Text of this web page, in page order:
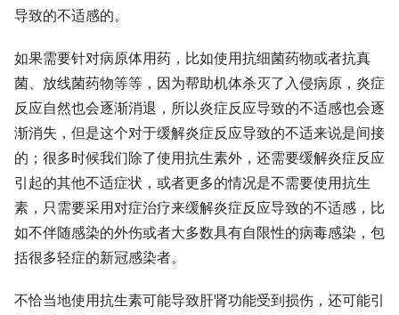
导致的不适感的。
如果需要针对病原体用药，比如使用抗细菌药物或者抗真
菌、放线菌药物等等，因为帮助机体杀灭了入侵病原，炎症
反应自然也会逐渐消退，所以炎症反应导致的不适感也会逐
渐消失，但是这个对于缓解炎症反应导致的不适来说是间接
的；很多时候我们除了使用抗生素外，还需要缓解炎症反应
引起的其他不适症状，或者更多的情况是不需要使用抗生
素，只需要采用对症治疗来缓解炎症反应导致的不适感，比
如不伴随感染的外伤或者大多数具有自限性的病毒感染，包
括很多轻症的新冠感染者。
不恰当地使用抗生素可能导致肝肾功能受到损伤，还可能引